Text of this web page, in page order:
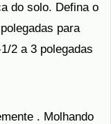
do solo. Defina o
para
2 a 3 polegadas
. Molhando